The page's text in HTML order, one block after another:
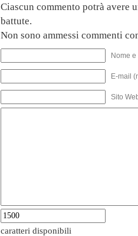
Ciascun commento potrà avere
battute.
Non sono ammessi commenti
Nome
E-mail
Sito
caratteri disponibili